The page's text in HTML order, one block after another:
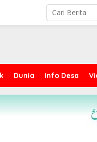
Dunia Info Desa